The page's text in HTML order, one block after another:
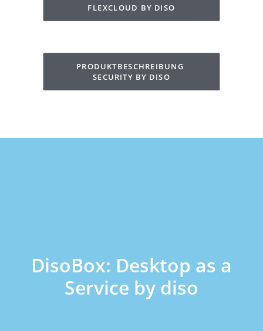
FLEXCLOUD BY DISO
PRODUKTBESCHREIBUNG
SECURITY BY DISO
DisoBox: Desktop as a
Service by diso